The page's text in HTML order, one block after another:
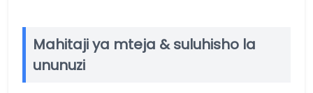
Mahitaji ya mteja & suluhisho la
ununuzi